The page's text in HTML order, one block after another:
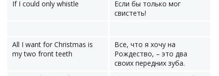
If I could only whistle
Если бы только мог
свистеть!
All I want for Christmas is
my two front teeth
Все, что я хочу на
Рождество, – это два
своих передних зуба.